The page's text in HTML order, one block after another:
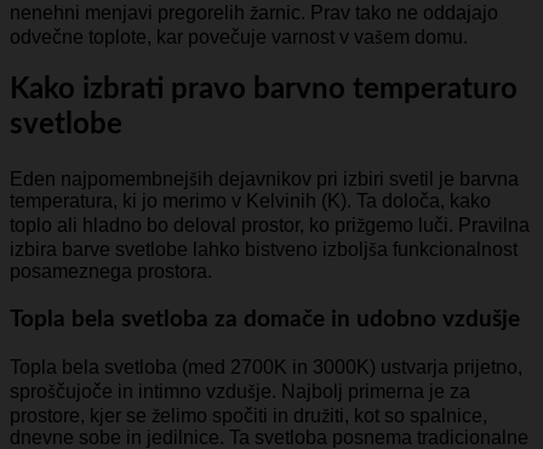
nenehni menjavi pregorelih žarnic. Prav tako ne oddajajo
odvečne toplote, kar povečuje varnost v vašem domu.
Kako izbrati pravo barvno temperaturo
svetlobe
Eden najpomembnejših dejavnikov pri izbiri svetil je barvna
temperatura, ki jo merimo v Kelvinih (K). Ta določa, kako
toplo ali hladno bo deloval prostor, ko prižgemo luči. Pravilna
izbira barve svetlobe lahko bistveno izboljša funkcionalnost
posameznega prostora.
Topla bela svetloba za domače in udobno vzdušje
Topla bela svetloba (med 2700K in 3000K) ustvarja prijetno,
sproščujoče in intimno vzdušje. Najbolj primerna je za
prostore, kjer se želimo spočiti in družiti, kot so spalnice,
dnevne sobe in jedilnice. Ta svetloba posnema tradicionalne